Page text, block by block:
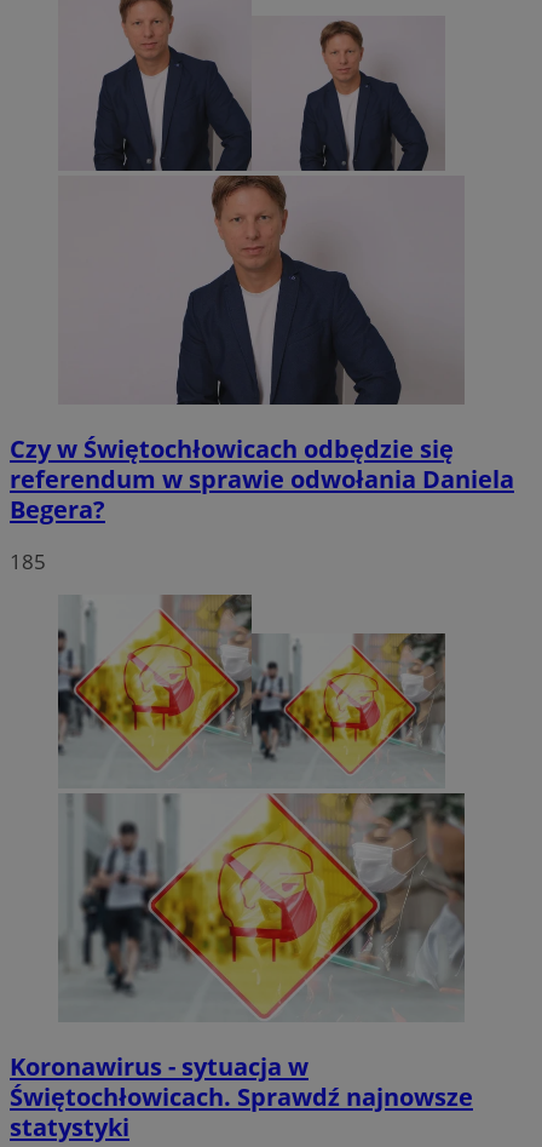
Czy w Świętochłowicach odbędzie się
referendum w sprawie odwołania Daniela
Begera?
185
Koronawirus - sytuacja w
Świętochłowicach. Sprawdź najnowsze
statystyki